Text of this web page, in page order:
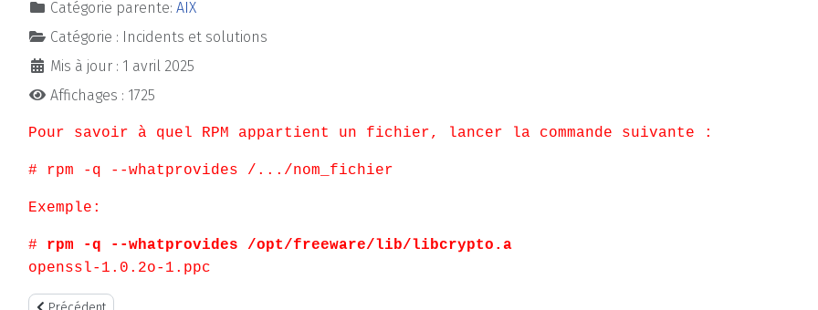
Catégorie parente: AIX
Catégorie :
Incidents et solutions
Mis à jour : 1 avril 2025
Affichages : 1725
Pour savoir à quel RPM appartient un fichier, lancer la commande suivante :
# rpm -q --whatprovides /.../nom_fichier
Exemple:
# rpm -q --whatprovides /opt/freeware/lib/libcrypto.a
openssl-1.0.2o-1.ppc